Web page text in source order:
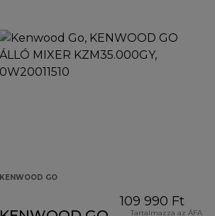
KENWOOD GO
109 990 Ft
Tartalmazza az ÁFA